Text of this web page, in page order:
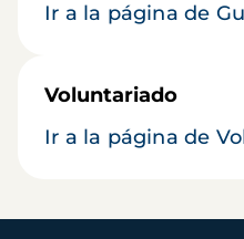
Ir a la página de
Voluntariado
Ir a la página de